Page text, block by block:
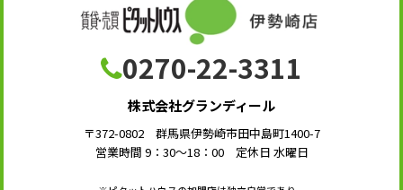
0270-22-3311
株式会社グランディール
〒372-0802 群馬県伊勢崎市田中島町1400-7
営業時間 9：30～18：00 定休日 水曜日